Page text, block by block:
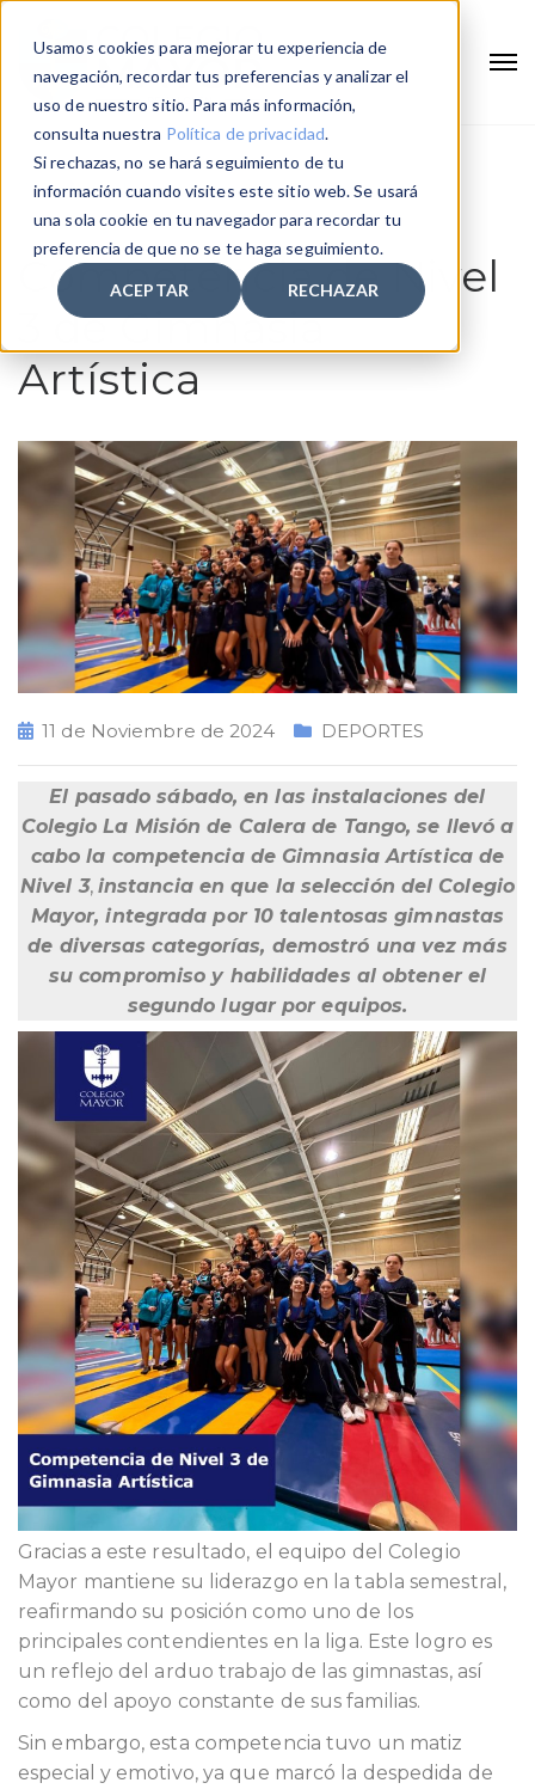
Usamos cookies para mejorar tu experiencia de
navegación, recordar tus preferencias y analizar el
uso de nuestro sitio. Para más información,
consulta nuestra Política de privacidad.
Si rechazas, no se hará seguimiento de tu
información cuando visites este sitio web. Se usará
una sola cookie en tu navegador para recordar tu
preferencia de que no se te haga seguimiento.
ACEPTAR RECHAZAR
Home Competencia de Nivel 3 de Gimnasia Artística
Competencia de Nivel
3 de Gimnasia
Artística
11 de Noviembre de 2024 DEPORTES
El pasado sábado, en las instalaciones del
Colegio La Misión de Calera de Tango, se llevó a
cabo la competencia de Gimnasia Artística de
Nivel 3, instancia en que la selección del Colegio
Mayor, integrada por 10 talentosas gimnastas
de diversas categorías, demostró una vez más
su compromiso y habilidades al obtener el
segundo lugar por equipos.
Gracias a este resultado, el equipo del Colegio
Mayor mantiene su liderazgo en la tabla semestral,
reafirmando su posición como uno de los
principales contendientes en la liga. Este logro es
un reflejo del arduo trabajo de las gimnastas, así
como del apoyo constante de sus familias.
Sin embargo, esta competencia tuvo un matiz
especial y emotivo, ya que marcó la despedida de